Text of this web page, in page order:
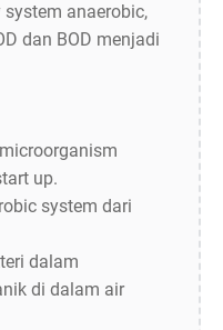
system anaerobic,
dan BOD menjadi
up.
system dari
dalam
di dalam air